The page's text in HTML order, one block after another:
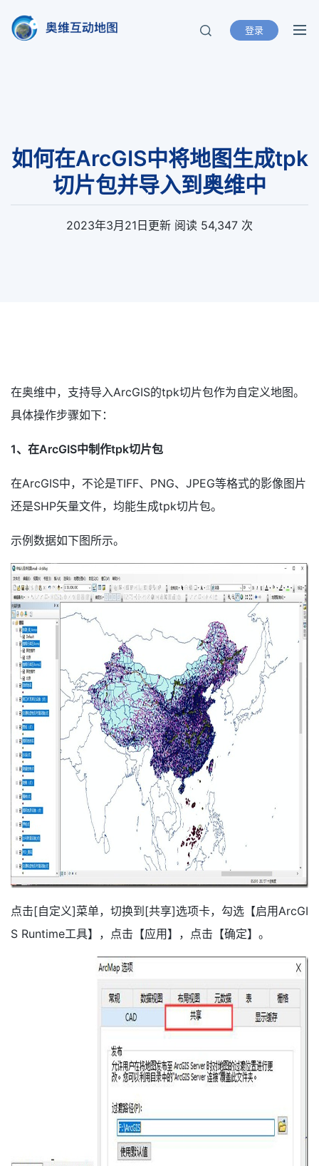
奥维互动地图
北京元生华网软件有限公司 400-893-
登录
如何在ArcGIS中将地图生成tpk
切片包并导入到奥维中
2023年3月21日 更新 阅读 54,347 次
在奥维中，支持导入ArcGIS的tpk切片包作为自定义地图。
具体操作步骤如下：
1、在ArcGIS中制作tpk切片包
在ArcGIS中，不论是TIFF、PNG、JPEG等格式的影像图片
还是SHP矢量文件，均能生成tpk切片包。
示例数据如下图所示。
点击[自定义]菜单，切换到[共享]选项卡，勾选【启用ArcGI
S Runtime工具】，点击【应用】，点击【确定】。